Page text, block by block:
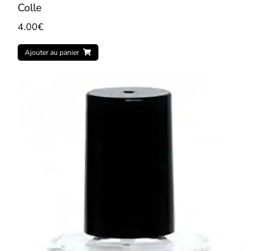
Colle
4.00€
Ajouter au panier